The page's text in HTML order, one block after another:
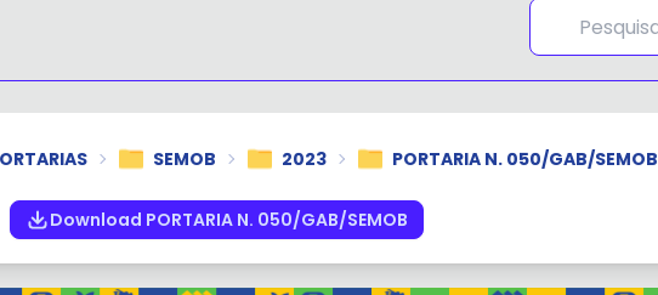
SEMOB 2023 PORTARIA N. 050/GAB/SEMOB
Download PORTARIA N. 050/GAB/SEMOB